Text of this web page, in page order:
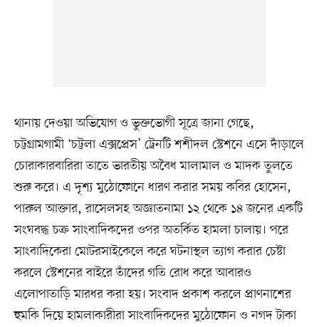
থানায় দেওয়া অভিযোগ ও ভুক্তভোগী সূত্রে জানা গেছে,
চট্টগ্রামগামী ‘চট্টলা এক্সপ্রেস’ ট্রেনটি শশীদল স্টেশনে এসে দাঁড়ালে
চোরাকারবারিরা তাতে ভারতীয় অবৈধ মালামাল ও মাদক তুলতে
শুরু করে। এ দৃশ্য মুঠোফোনে ধারণ করার সময় কবির হোসেন,
পারুল আক্তার, রাসেলসহ অজ্ঞাতনামা ১২ থেকে ১৪ জনের একটি
সংঘবদ্ধ চক্র সাংবাদিকদের ওপর অতর্কিত হামলা চালায়। পরে
সাংবাদিকেরা মোটরসাইকেলে করে ঘটনাস্থল ত্যাগ করার চেষ্টা
করলে স্টেশনের বাইরে তাঁদের গতি রোধ করে আবারও
এলোপাতাড়ি মারধর করা হয়। সংবাদ প্রকাশ করলে প্রাণনাশের
হুমকি দিয়ে হামলাকারীরা সাংবাদিকদের মুঠোফোন ও নগদ টাকা